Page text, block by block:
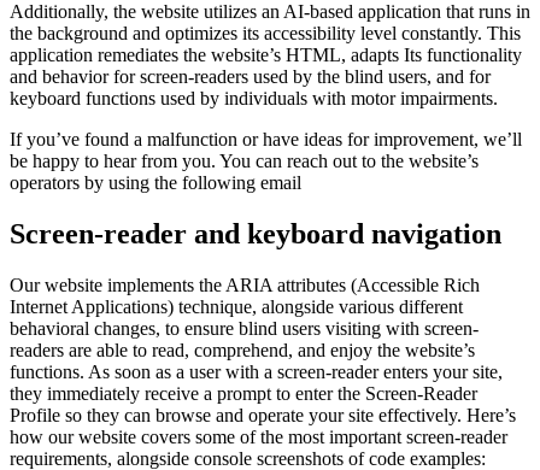
Additionally, the website utilizes an AI-based application that runs in
the background and optimizes its accessibility level constantly. This
application remediates the website’s HTML, adapts Its functionality
and behavior for screen-readers used by the blind users, and for
keyboard functions used by individuals with motor impairments.
If you’ve found a malfunction or have ideas for improvement, we’ll
be happy to hear from you. You can reach out to the website’s
operators by using the following email
Screen-reader and keyboard navigation
Our website implements the ARIA attributes (Accessible Rich
Internet Applications) technique, alongside various different
behavioral changes, to ensure blind users visiting with screen-
readers are able to read, comprehend, and enjoy the website’s
functions. As soon as a user with a screen-reader enters your site,
they immediately receive a prompt to enter the Screen-Reader
Profile so they can browse and operate your site effectively. Here’s
how our website covers some of the most important screen-reader
requirements, alongside console screenshots of code examples: